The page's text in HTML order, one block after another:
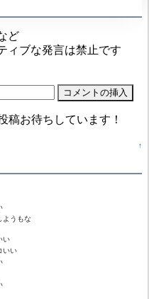
ど
ィブな発言は禁止です
稿お待ちしています！
↑
ようもな
い
いい